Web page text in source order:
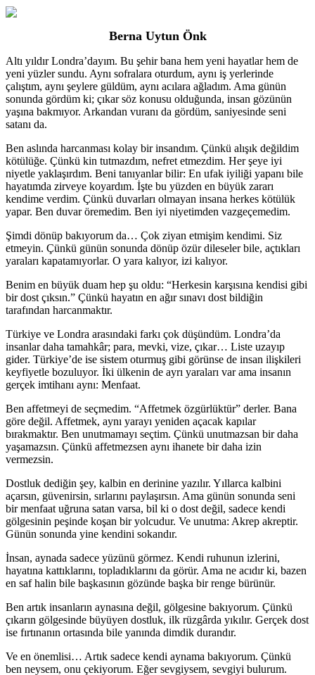
Berna Uytun Önk
Altı yıldır Londra’dayım. Bu şehir bana hem yeni hayatlar hem de
yeni yüzler sundu. Aynı sofralara oturdum, aynı iş yerlerinde
çalıştım, aynı şeylere güldüm, aynı acılara ağladım. Ama günün
sonunda gördüm ki; çıkar söz konusu olduğunda, insan gözünün
yaşına bakmıyor. Arkandan vuranı da gördüm, saniyesinde seni
satanı da.
Ben aslında harcanması kolay bir insandım. Çünkü alışık değildim
kötülüğe. Çünkü kin tutmazdım, nefret etmezdim. Her şeye iyi
niyetle yaklaşırdım. Beni tanıyanlar bilir: En ufak iyiliği yapanı bile
hayatımda zirveye koyardım. İşte bu yüzden en büyük zararı
kendime verdim. Çünkü duvarları olmayan insana herkes kötülük
yapar. Ben duvar öremedim. Ben iyi niyetimden vazgeçemedim.
Şimdi dönüp bakıyorum da… Çok ziyan etmişim kendimi. Siz
etmeyin. Çünkü günün sonunda dönüp özür dileseler bile, açtıkları
yaraları kapatamıyorlar. O yara kalıyor, izi kalıyor.
Benim en büyük duam hep şu oldu: “Herkesin karşısına kendisi gibi
bir dost çıksın.” Çünkü hayatın en ağır sınavı dost bildiğin
tarafından harcanmaktır.
Türkiye ve Londra arasındaki farkı çok düşündüm. Londra’da
insanlar daha tamahkâr; para, mevki, vize, çıkar… Liste uzayıp
gider. Türkiye’de ise sistem oturmuş gibi görünse de insan ilişkileri
keyfiyetle bozuluyor. İki ülkenin de ayrı yaraları var ama insanın
gerçek imtihanı aynı: Menfaat.
Ben affetmeyi de seçmedim. “Affetmek özgürlüktür” derler. Bana
göre değil. Affetmek, aynı yarayı yeniden açacak kapılar
bırakmaktır. Ben unutmamayı seçtim. Çünkü unutmazsan bir daha
yaşamazsın. Çünkü affetmezsen aynı ihanete bir daha izin
vermezsin.
Dostluk dediğin şey, kalbin en derinine yazılır. Yıllarca kalbini
açarsın, güvenirsin, sırlarını paylaşırsın. Ama günün sonunda seni
bir menfaat uğruna satan varsa, bil ki o dost değil, sadece kendi
gölgesinin peşinde koşan bir yolcudur. Ve unutma: Akrep akreptir.
Günün sonunda yine kendini sokandır.
İnsan, aynada sadece yüzünü görmez. Kendi ruhunun izlerini,
hayatına kattıklarını, topladıklarını da görür. Ama ne acıdır ki, bazen
en saf halin bile başkasının gözünde başka bir renge bürünür.
Ben artık insanların aynasına değil, gölgesine bakıyorum. Çünkü
çıkarın gölgesinde büyüyen dostluk, ilk rüzgârda yıkılır. Gerçek dost
ise fırtınanın ortasında bile yanında dimdik durandır.
Ve en önemlisi… Artık sadece kendi aynama bakıyorum. Çünkü
ben neysem, onu çekiyorum. Eğer sevgiysem, sevgiyi bulurum.